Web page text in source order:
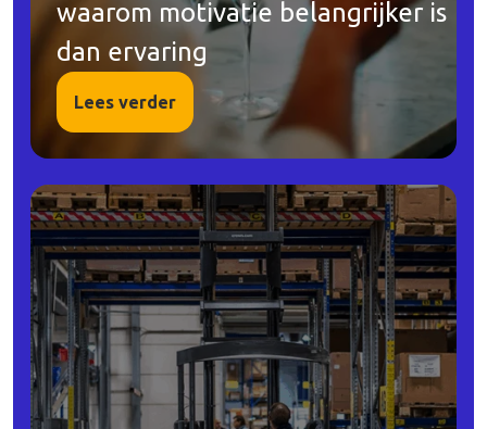
waarom motivatie belangrijker is
dan ervaring
Lees verder